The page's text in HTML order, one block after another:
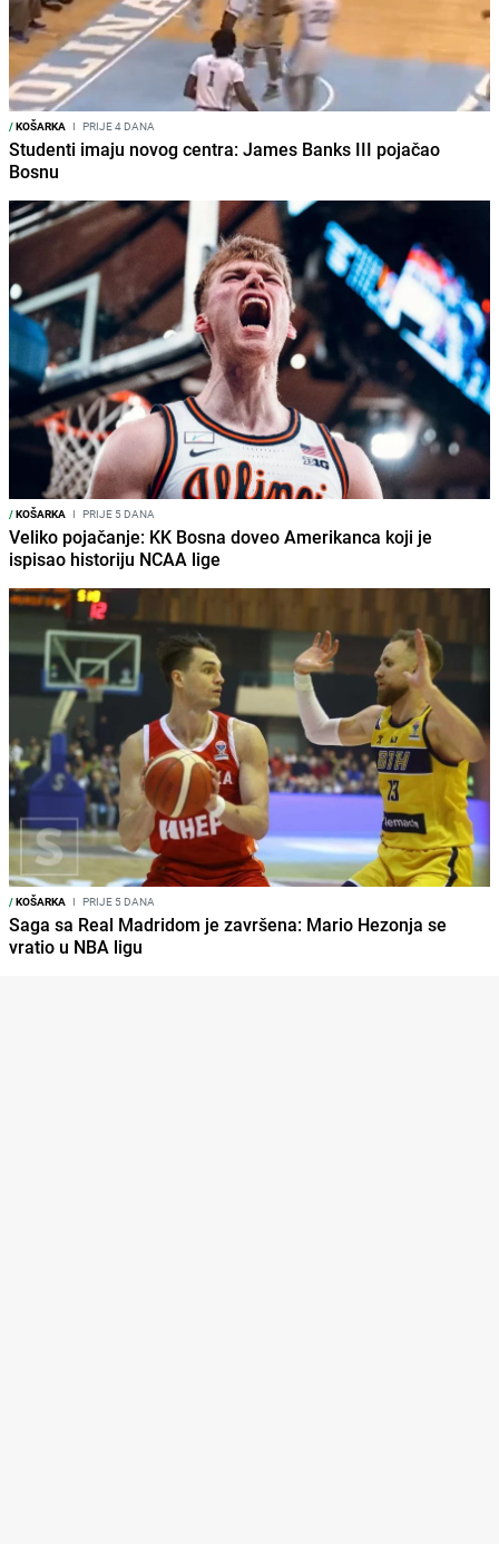
/KOŠARKA I PRIJE 4 DANA
Studenti imaju novog centra: James Banks III pojačao
Bosnu
/KOŠARKA I PRIJE 5 DANA
Veliko pojačanje: KK Bosna doveo Amerikanca koji je
ispisao historiju NCAA lige
/KOŠARKA I PRIJE 5 DANA
Saga sa Real Madridom je završena: Mario Hezonja se
vratio u NBA ligu